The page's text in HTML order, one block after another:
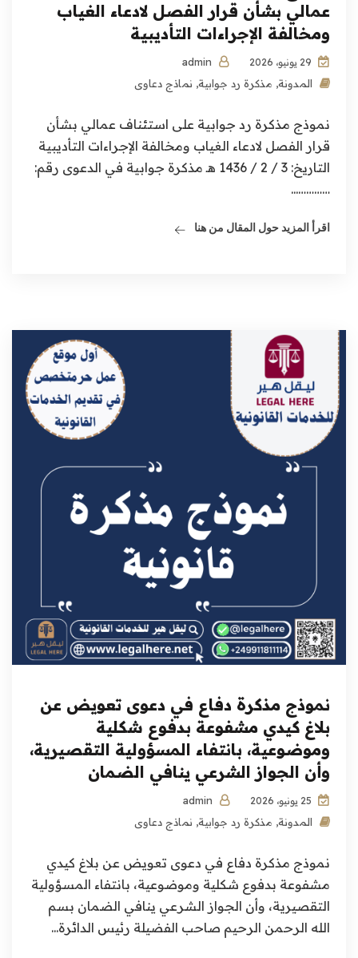
عمالي بشأن قرار الفصل لادعاء الغياب
ومخالفة الإجراءات التأديبية
المدونة, مذكرة رد جوابية, نماذج دعاوى
نموذج مذكرة رد جوابية على استئناف عمالي بشأن
قرار الفصل لادعاء الغياب ومخالفة الإجراءات التأديبية
التاريخ: 3 / 2 / 1436 هـ مذكرة جوابية في الدعوى رقم:
…………...
اقرأ المزيد حول المقال من هنا
نموذج مذكرة دفاع في دعوى تعويض عن
بلاغ كيدي مشفوعة بدفوع شكلية
وموضوعية، بانتفاء المسؤولية التقصيرية،
وأن الجواز الشرعي ينافي الضمان
المدونة, مذكرة رد جوابية, نماذج دعاوى
نموذج مذكرة دفاع في دعوى تعويض عن بلاغ كيدي
مشفوعة بدفوع شكلية وموضوعية، بانتفاء المسؤولية
التقصيرية، وأن الجواز الشرعي ينافي الضمان بسم
الله الرحمن الرحيم صاحب الفضيلة رئيس الدائرة...